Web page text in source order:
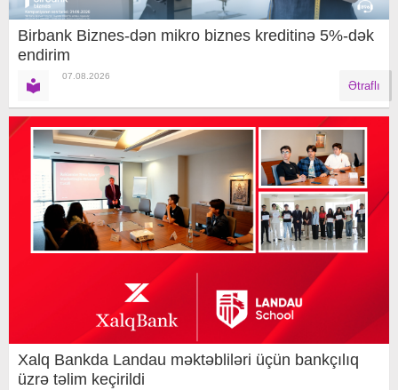
Birbank Biznes-dən mikro biznes kreditinə 5%-dək
endirim
07.08.2026
Ətraflı
Xalq Bankda Landau məktəbliləri üçün bankçılıq
üzrə təlim keçirildi